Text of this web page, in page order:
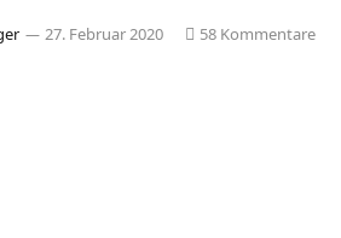
27. Februar 2020 58 Kommentare